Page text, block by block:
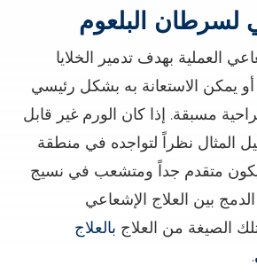
لسرطان البلعوم
العملية بهدف تدمير الخلايا
أو يمكن الاستعانة به بشكل رئيسي
مسبقة. إذا كان الورم غير قابل
المثال نظراً لتواجده في منطقة
يكون متقدم جداً ومتشعب في نسيج
بين العلاج الإشعاعي
الصيغة من العلاج بالعلاج
.